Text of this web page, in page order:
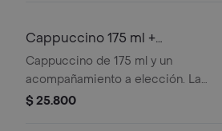
Cappuccino 175 ml +
Acompañamiento
Cappuccino de 175 ml y un
acompañamiento a elección. La
presentación del Cappuccino puede
$ 25.800